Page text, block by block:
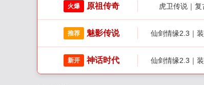
火爆 原祖传奇 虎卫传说｜
推荐 魅影传说 仙剑情缘2.3｜
新开 神话时代 仙剑情缘2.3｜